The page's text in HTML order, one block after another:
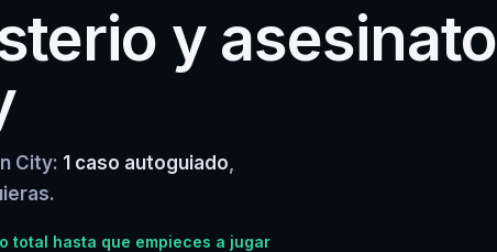
y asesinato
City: 1 caso autoguiado,
total hasta que empieces a jugar